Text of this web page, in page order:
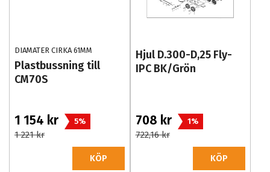
DIAMATER CIRKA 61MM
Plastbussning till
CM70S
1 154 kr 5%
1 221 kr
KÖP
Hjul D.300-D,25 Fly-
IPC BK/Grön
708 kr 1%
722,16 kr
KÖP